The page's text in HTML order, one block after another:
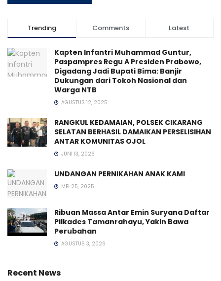
Trending Comments Latest
Kapten Infantri Muhammad Guntur,
Paspampres Regu A Presiden Prabowo,
Digadang Jadi Bupati Bima: Banjir
Dukungan dari Tokoh Nasional dan
Warga NTB
AGUSTUS 12, 2025
RANGKUL KEDAMAIAN, POLSEK CIKARANG
SELATAN BERHASIL DAMAIKAN PERSELISIHAN
ANTAR KOMUNITAS OJOL
JUNI 13, 2026
UNDANGAN PERNIKAHAN ANAK KAMI
MEI 25, 2025
Ribuan Massa Antar Emin Suryana Daftar
Pilkades Tamanrahayu, Yakin Bawa
Perubahan
AGUSTUS 3, 2026
Recent News